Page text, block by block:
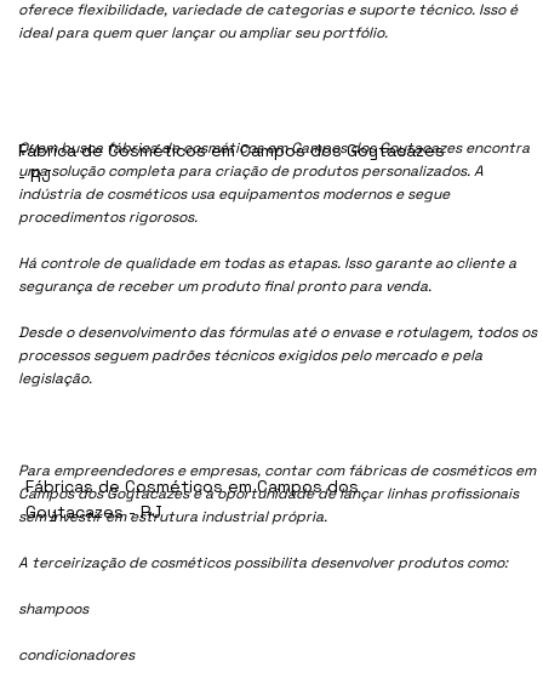
oferece flexibilidade, variedade de categorias e suporte técnico. Isso é
ideal para quem quer lançar ou ampliar seu portfólio.
Quem busca fábrica de cosméticos em Campos dos Goytacazes encontra
uma solução completa para criação de produtos personalizados. A
indústria de cosméticos usa equipamentos modernos e segue
procedimentos rigorosos.
Há controle de qualidade em todas as etapas. Isso garante ao cliente a
segurança de receber um produto final pronto para venda.
Desde o desenvolvimento das fórmulas até o envase e rotulagem, todos os
processos seguem padrões técnicos exigidos pelo mercado e pela
legislação.
Para empreendedores e empresas, contar com fábricas de cosméticos em
Campos dos Goytacazes é a oportunidade de lançar linhas profissionais
sem investir em estrutura industrial própria.
A terceirização de cosméticos possibilita desenvolver produtos como:
shampoos
condicionadores
Fábrica de Cosméticos em Campos dos Goytacazes
- RJ
Fábricas de Cosméticos em Campos dos
Goytacazes - RJ